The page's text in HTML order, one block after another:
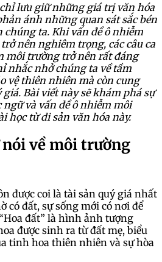
lưu giữ những giá trị văn hóa
ánh những quan sát sắc bén
chúng ta. Khi vấn đề ô nhiễm
nên nghiêm trọng, các câu ca
môi trường trở nên rất đáng
nhắc nhở chúng ta về tầm
vệ thiên nhiên mà còn cung
Bài viết này sẽ khám phá sự
ngữ và vấn đề ô nhiễm môi
học từ di sản văn hóa này.
nói về môi trường
được coi là tài sản quý giá nhất
có đất, sự sống mới có nơi để
đất” là hình ảnh tượng
được sinh ra từ đất mẹ, biểu
tinh hoa thiên nhiên và sự hòa